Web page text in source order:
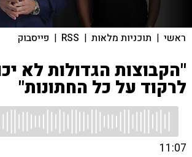
ראשי | תוכניות מלאות |
RSS
| פייסבוק
"הקבוצות הגדולות לא
לרקוד על כל החתונות"
11:07